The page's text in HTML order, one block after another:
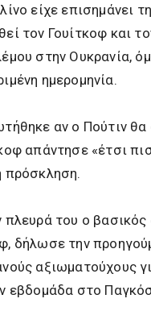
είχε επισημάνει
τον Γουίτκοφ και
στην Ουκρανία,
ημερομηνία.
αν ο Πούτιν θα
απάντησε «έτσι
πρόσκληση.
πλευρά του ο
δήλωσε την
αξιωματούχους
εβδομάδα στο